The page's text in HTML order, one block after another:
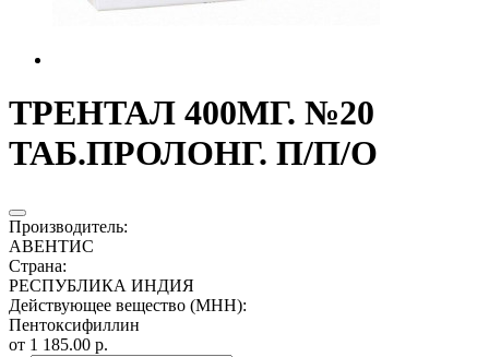
ТРЕНТАЛ 400МГ. №20
ТАБ.ПРОЛОНГ. П/П/О
Производитель:
АВЕНТИС
Страна:
РЕСПУБЛИКА ИНДИЯ
Действующее вещество (МНН):
Пентоксифиллин
от 1 185.00 р.